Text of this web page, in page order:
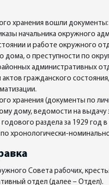
хранения вошли документы:
начальника окружного
и работе окружного
дома, о преступности по
административных
гражданского
хранения (документы по
дому, ведомости на выдачу
раздела за 1929 год
хронологически-
Совета рабочих,
отдел (далее – Отдел).